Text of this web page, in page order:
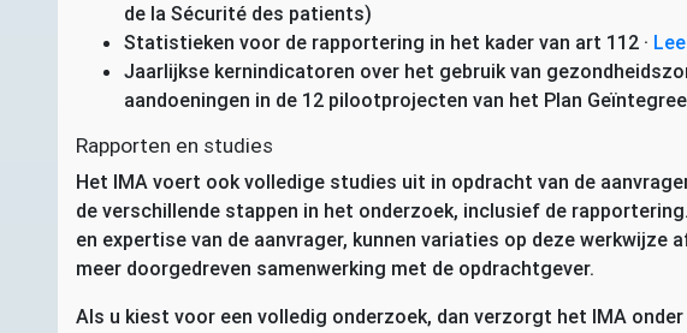
de la Sécurité des patients)
Statistieken voor de rapportering in het kader van art 112 ·
Jaarlijkse kernindicatoren over het gebruik van
aandoeningen in de 12 pilootprojecten van het Plan
Rapporten en studies
Het IMA voert ook volledige studies uit in opdracht van de
de verschillende stappen in het onderzoek, inclusief de
en expertise van de aanvrager, kunnen variaties op deze werkwijze
meer doorgedreven samenwerking met de opdrachtgever.
Als u kiest voor een volledig onderzoek, dan verzorgt het IMA